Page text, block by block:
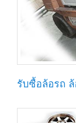
รับซื้อล้อรถ